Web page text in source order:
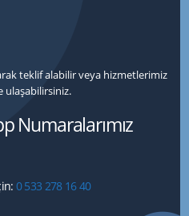
teklif alabilir veya hizmetlerimiz
ulaşabilirsiniz.
Numaralarımız
0 533 278 16 40